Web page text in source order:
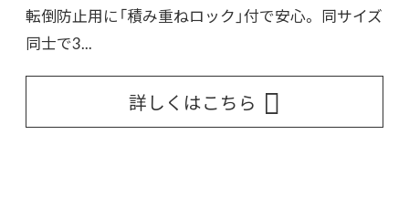
転倒防止用に「積み重ねロック」付で安心。 同サイズ
同士で3...
詳しくはこちら